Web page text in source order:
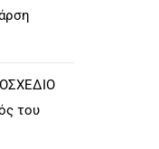
του